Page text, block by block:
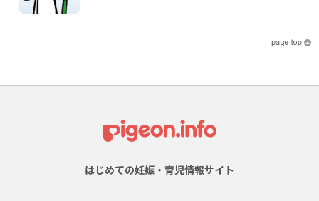
はじめての妊娠・育児情報サイト